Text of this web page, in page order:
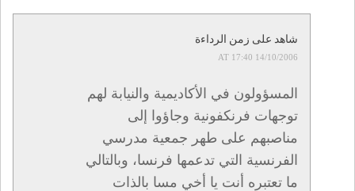
شاهد على زمن الرداءة
14/10/2006 AT 17:40
المسؤولون في الأكاديمية والنيابة لهم
توجهات فرنكفونية وجاؤوا إلى
مناصبهم على طهر جمعية مدرسي
الفرنسية التي تدعمها فرنسا، وبالتالي
ما تعتبره أنت يا أخي مسا بالذات